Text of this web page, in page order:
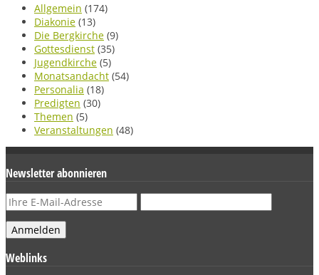
Allgemein (174)
Diakonie (13)
Die Bergkirche (9)
Gottesdienst (35)
Jugendkirche (5)
Monatsandacht (54)
Personalia (18)
Predigten (30)
Themen (5)
Veranstaltungen (48)
Newsletter abonnieren
Weblinks